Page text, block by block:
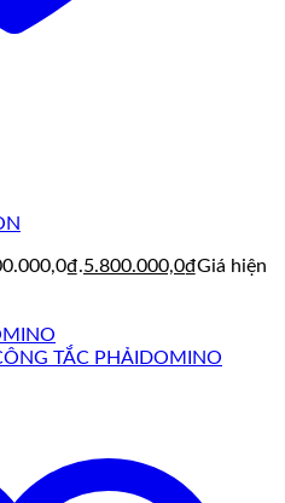
5.800.000,0₫Giá hiện